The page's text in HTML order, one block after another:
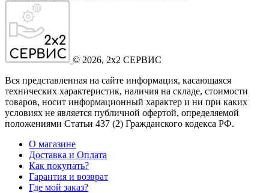
© 2026, 2x2 СЕРВИС
Вся представленная на сайте информация, касающаяся
технических характеристик, наличия на складе, стоимости
товаров, носит информационный характер и ни при каких
условиях не является публичной офертой, определяемой
положениями Статьи 437 (2) Гражданского кодекса РФ.
О магазине
Доставка и Оплата
Как покупать?
Гарантия и возврат
Где мой заказ?